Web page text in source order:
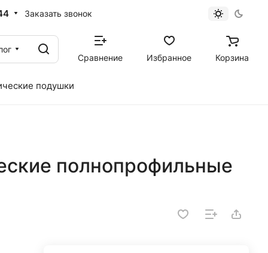
Заказать звонок
Сравнение
Избранное Корзина
подушки
полнопрофильные